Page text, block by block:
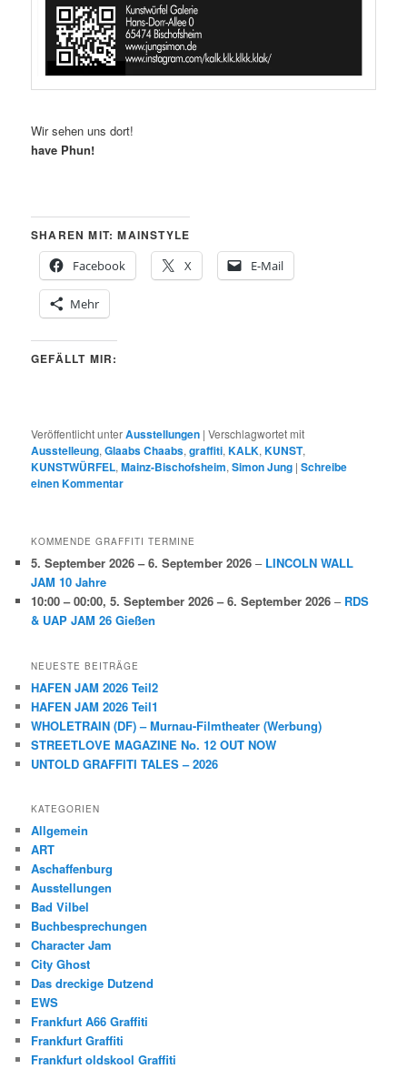
Wir sehen uns dort!
have Phun!
SHAREN MIT: MAINSTYLE
Facebook
X E-Mail
Mehr
GEFÄLLT MIR:
Veröffentlicht unterAusstellungen |Verschlagwortet mit
Ausstelleung,Glaabs Chaabs,graffiti,KALK,KUNST,
KUNSTWÜRFEL,Mainz-Bischofsheim,Simon Jung |Schreibe
einen Kommentar
KOMMENDE GRAFFITI TERMINE
5. September 2026 – 6. September 2026 – LINCOLN WALL
JAM 10 Jahre
10:00 – 00:00,5. September 2026 – 6. September 2026 – RDS
& UAP JAM 26 Gießen
NEUESTE BEITRÄGE
HAFEN JAM 2026 Teil2
HAFEN JAM 2026 Teil1
WHOLETRAIN (DF) – Murnau-Filmtheater (Werbung)
STREETLOVE MAGAZINE No. 12 OUT NOW
UNTOLD GRAFFITI TALES – 2026
KATEGORIEN
Allgemein
ART
Aschaffenburg
Ausstellungen
Bad Vilbel
Buchbesprechungen
Character Jam
City Ghost
Das dreckige Dutzend
EWS
Frankfurt A66 Graffiti
Frankfurt Graffiti
Frankfurt oldskool Graffiti